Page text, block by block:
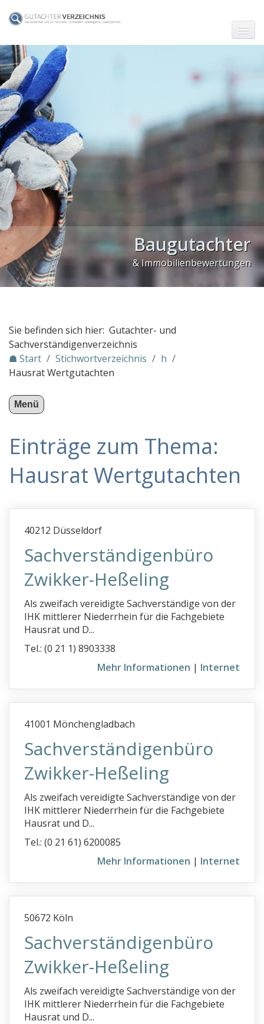
☗ Start
Gutachter in Berlin
Gutachter in Frankfurt (Main)
Gutachter in Hamburg
Gutachter in Köln
Gutachter in München
Gutachter in Stuttgart
PLZ Gebiet 0
PLZ Gebiet 1
PLZ Gebiet 2
PLZ Gebiet 3
PLZ Gebiet 5
PLZ Gebiet 6
PLZ Gebiet 7
PLZ Gebiet 9
Stichwortverzeichnis
b
d
f
g
h
Hafen
Haftpflicht-Gutachten
Handschriften begutachten
Hausboote
Hauskaufberatung
Hausrat Wertgutachten
Hausschwamm
Heizungsbau
Hochbau
Hochwasserschäden
Holz- und Bautenschutz
i
j
k
l
Baugutachter
& Immobilienbewertungen
Sie befinden sich hier: Gutachter- und
Sachverständigenverzeichnis
☗ Start / Stichwortverzeichnis / h /
Hausrat Wertgutachten
Menü
Einträge zum Thema:
Hausrat Wertgutachten
40212 Düsseldorf
Sachverständigenbüro
Zwikker-Heßeling
Als zweifach vereidigte Sachverständige von der
IHK mittlerer Niederrhein für die Fachgebiete
Hausrat und D...
Tel.: (0 21 1) 8903338
Mehr Informationen | Internet
41001 Mönchengladbach
Sachverständigenbüro
Zwikker-Heßeling
Als zweifach vereidigte Sachverständige von der
IHK mittlerer Niederrhein für die Fachgebiete
Hausrat und D...
Tel.: (0 21 61) 6200085
Mehr Informationen | Internet
50672 Köln
Sachverständigenbüro
Zwikker-Heßeling
Als zweifach vereidigte Sachverständige von der
IHK mittlerer Niederrhein für die Fachgebiete
Hausrat und D...